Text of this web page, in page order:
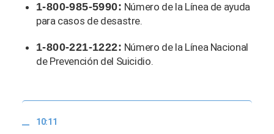
1-800-985-5990: Número de la Línea de ayuda
para casos de desastre.
1-800-221-1222: Número de la Línea Nacional
de Prevención del Suicidio.
10:11